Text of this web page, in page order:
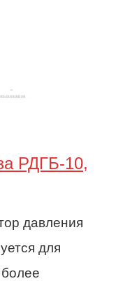
РДГБ-10,
давления
для